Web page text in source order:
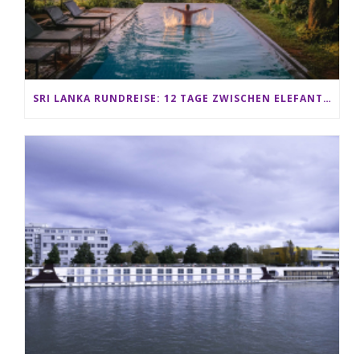
SRI LANKA RUNDREISE: 12 TAGE ZWISCHEN ELEFANTEN, TEEPLANTAGEN & STRAND ALS FAMILIE